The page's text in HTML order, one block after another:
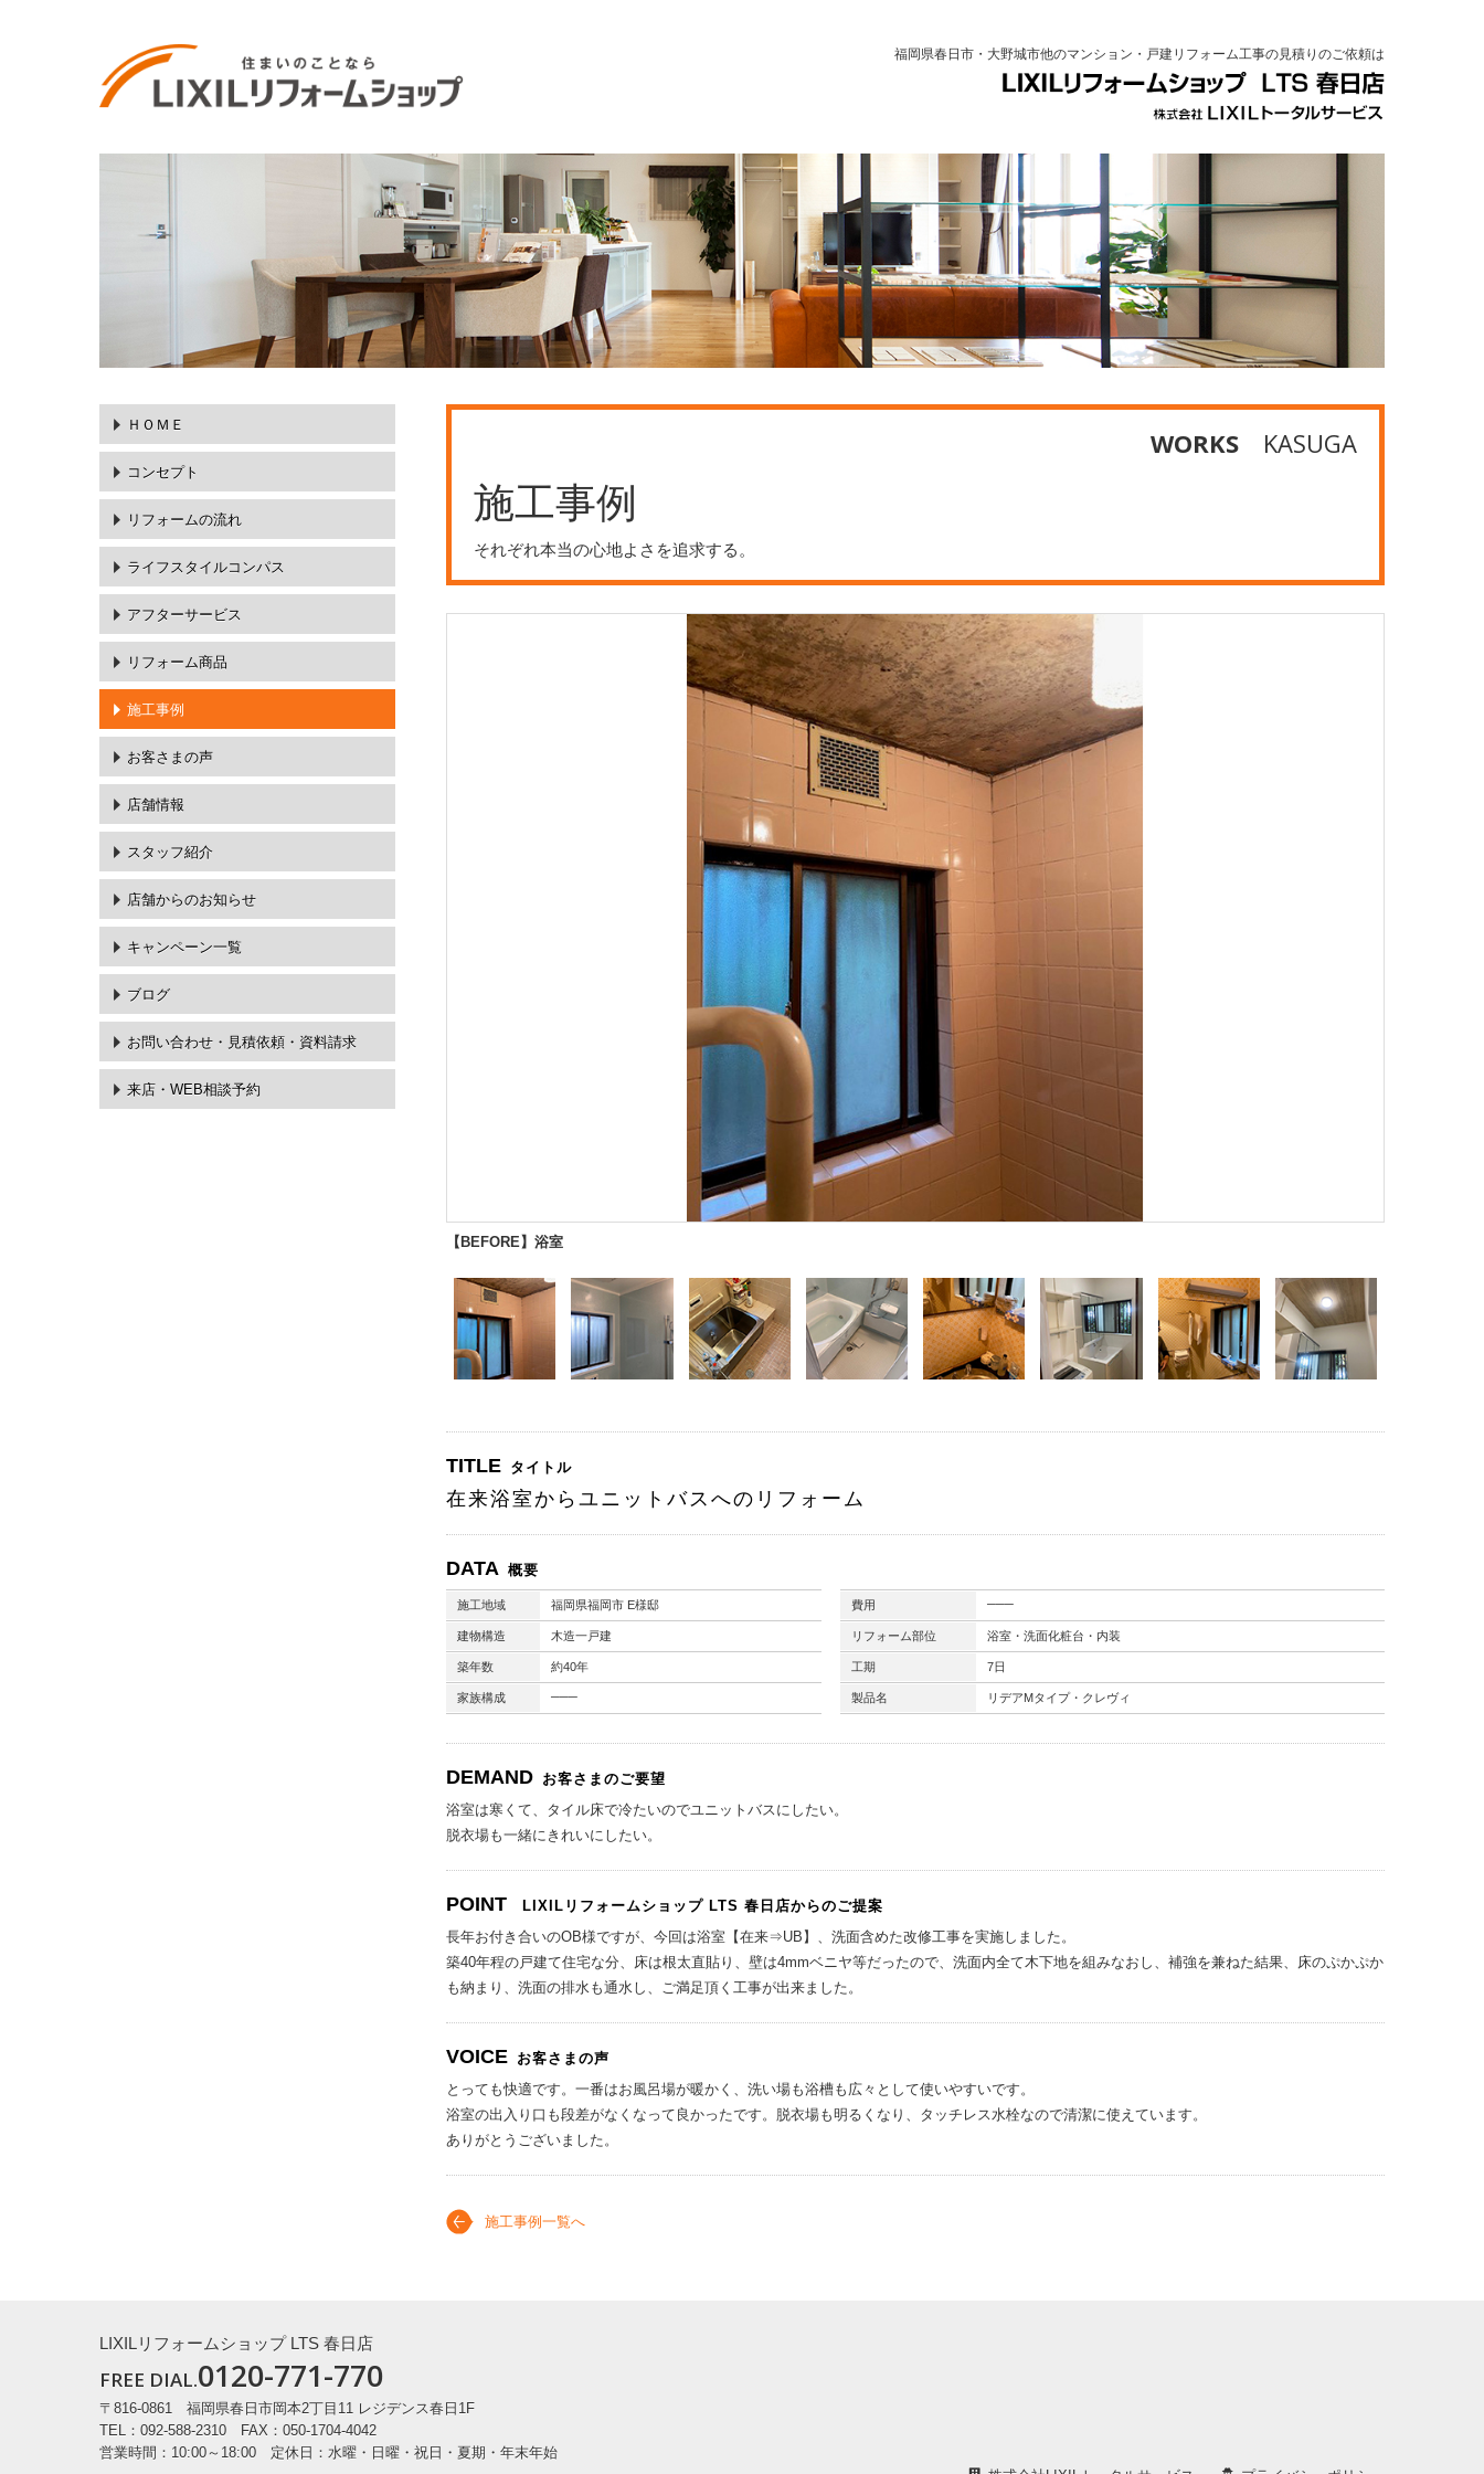
福岡県春日市・大野城市他のマンション・戸建リフォーム工事の見積りのご依頼は
ＨＯＭＥ
コンセプト
リフォームの流れ
ライフスタイルコンパス
アフターサービス
リフォーム商品
施工事例
お客さまの声
店舗情報
スタッフ紹介
店舗からのお知らせ
キャンペーン一覧
ブログ
お問い合わせ・ 見積依頼・資料請求
来店・WEB相談予約
WORKS KASUGA
施工事例
それぞれ本当の心地よさを追求する。
【BEFORE】浴室
TITLE タイトル
在来浴室からユニットバスへのリフォーム
DATA 概要
施工地域 福岡県福岡市 E様邸
建物構造 木造一戸建
築年数 約40年
家族構成 ───
費用 ───
リフォーム部位 浴室・洗面化粧台・内装
工期 7日
製品名 リデアMタイプ・クレヴィ
DEMAND お客さまのご要望
浴室は寒くて、タイル床で冷たいのでユニットバスにしたい。
脱衣場も一緒にきれいにしたい。
POINT LIXILリフォームショップ LTS 春日店からのご提案
長年お付き合いのOB様ですが、今回は浴室【在来⇒UB】、洗面含めた改修工事を実施しました。
築40年程の戸建て住宅な分、床は根太直貼り、壁は4mmベニヤ等だったので、洗面内全て木下地を組みなおし、補強を兼ねた結果、床のぷかぷか
も納まり、洗面の排水も通水し、ご満足頂く工事が出来ました。
VOICE お客さまの声
とっても快適です。一番はお風呂場が暖かく、洗い場も浴槽も広々として使いやすいです。
浴室の出入り口も段差がなくなって良かったです。脱衣場も明るくなり、タッチレス水栓なので清潔に使えています。
ありがとうございました。
施工事例一覧へ
LIXILリフォームショップ LTS 春日店
FREE DIAL.0120-771-770
〒816-0861 福岡県春日市岡本2丁目11 レジデンス春日1F
TEL：092-588-2310 FAX：050-1704-4042
営業時間：10:00～18:00 定休日：水曜・日曜・祝日・夏期・年末年始